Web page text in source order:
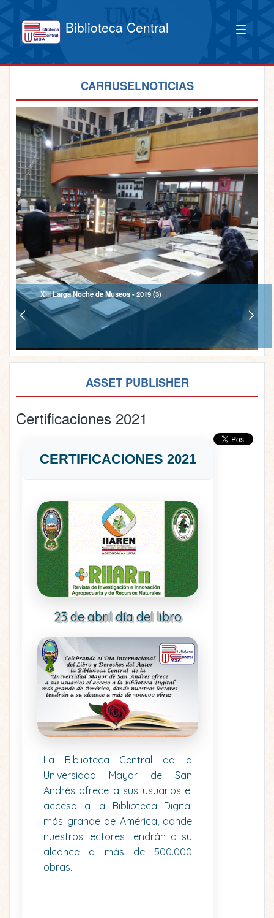
Biblioteca Central
CARRUSELNOTICIAS
XIII Larga Noche de Museos - 2019 (3)
ASSET PUBLISHER
Certificaciones 2021
CERTIFICACIONES 2021
23 de abril día del libro
La Biblioteca Central de la
Universidad Mayor de San
Andrés ofrece a sus usuarios el
acceso a la Biblioteca Digital
más grande de América, donde
nuestros lectores tendrán a su
alcance a más de 500.000
obras.